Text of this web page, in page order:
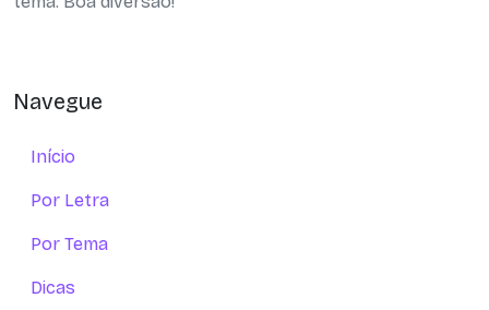
Navegue
Início
Por Letra
Por Tema
Dicas